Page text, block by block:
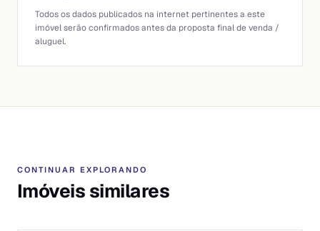
Todos os dados publicados na internet pertinentes a este
imóvel serão confirmados antes da proposta final de venda /
aluguel.
CONTINUAR EXPLORANDO
Imóveis similares